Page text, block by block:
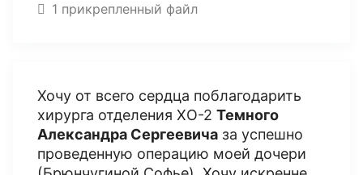
1 прикрепленный файл
Хочу от всего сердца поблагодарить
хирурга отделения ХО-2 Темного
Александра Сергеевича за успешно
проведенную операцию моей дочери